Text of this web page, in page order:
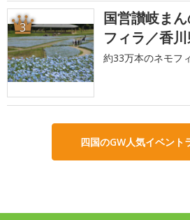
3
国営讃岐ま
フィラ／香
約33万本のネモフ
四国のGW人気イベント